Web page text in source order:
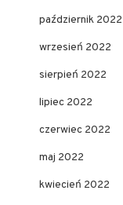
październik 2022
wrzesień 2022
sierpień 2022
lipiec 2022
czerwiec 2022
maj 2022
kwiecień 2022